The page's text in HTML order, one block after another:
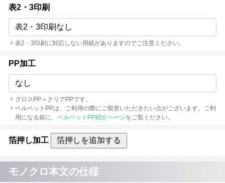
表2・3印刷
表2・3印刷なし
表2・3印刷に対応しない用紙がありますのでご注意ください。
PP加工
なし
グロスPP＝クリアPPです。
ベルベットPPは、ご利用の際にご留意いただきたい点がございます。ご利
用になる前に、 ベルベットPP紹介ページをご覧ください。
箔押し加工 箔押しを追加する
モノクロ本文の仕様